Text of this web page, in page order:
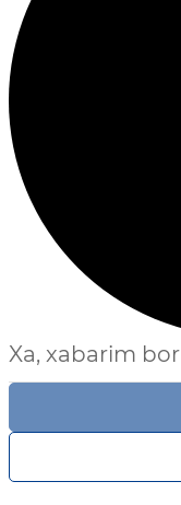
Xa, xabarim bor